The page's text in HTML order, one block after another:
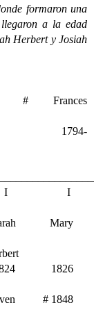
formaron una
a la edad
Herbert y Josiah
# Frances
I
Mary
1826
# 1848